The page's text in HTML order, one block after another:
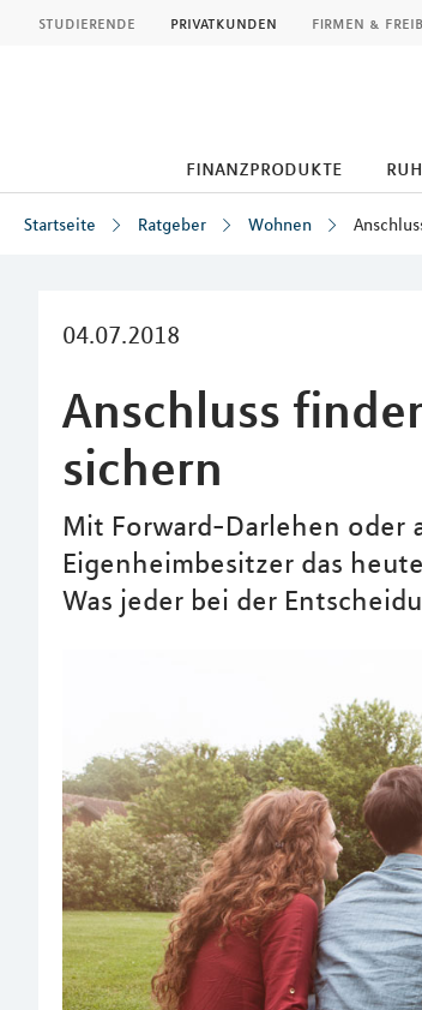
studierende privatkunden firmen &
finanzprodukte
Startseite Ratgeber Wohnen
04.07.2018
Anschluss
sichern
Mit Forward-Darlehen oder
Eigenheimbesitzer das
Was jeder bei der